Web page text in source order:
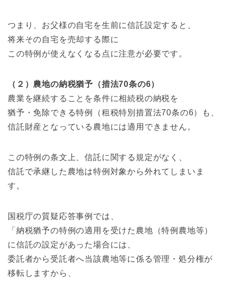
つまり、お父様の自宅を生前に信託設定すると、
将来その自宅を売却する際に
この特例が使えなくなる点に注意が必要です。
（２）農地の納税猶予（措法70条の6）
農業を継続することを条件に相続税の納税を
猶予・免除できる特例（租税特別措置法70条の6）も、
信託財産となっている農地には適用できません。
この特例の条文上、信託に関する規定がなく、
信託で承継した農地は特例対象から外れてしまいま
す。
国税庁の質疑応答事例では、
「納税猶予の特例の適用を受けた農地（特例農地等）
に信託の設定があった場合には、
委託者から受託者へ当該農地等に係る管理・処分権が
移転しますから、